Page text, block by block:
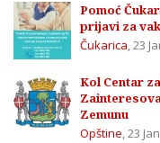
Pomoć
prijavi za
Čukarica,23
Kol Centar
Zemunu
Opštine,23